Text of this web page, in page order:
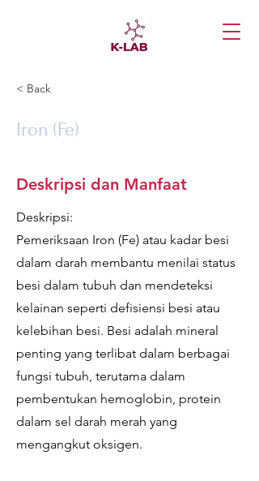
< Back
Iron (Fe)
Deskripsi dan Manfaat
Deskripsi:
Pemeriksaan Iron (Fe) atau kadar besi
dalam darah membantu menilai status
besi dalam tubuh dan mendeteksi
kelainan seperti defisiensi besi atau
kelebihan besi. Besi adalah mineral
penting yang terlibat dalam berbagai
fungsi tubuh, terutama dalam
pembentukan hemoglobin, protein
dalam sel darah merah yang
mengangkut oksigen.